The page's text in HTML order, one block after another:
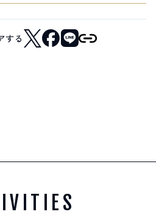
友だちになる
する